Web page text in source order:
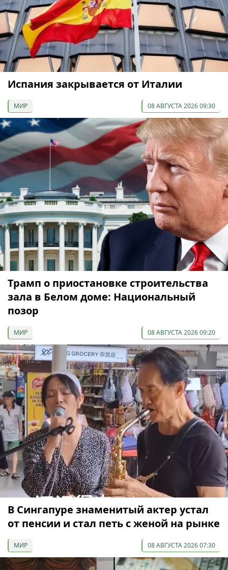
Испания закрывается от Италии
МИР 08 АВГУСТА 2026 09:30
Трамп о приостановке строительства
зала в Белом доме: Национальный
позор
МИР 08 АВГУСТА 2026 09:20
В Сингапуре знаменитый актер устал
от пенсии и стал петь с женой на рынке
МИР 08 АВГУСТА 2026 07:30